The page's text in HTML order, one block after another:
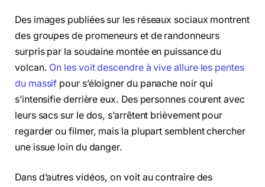
Des images publiées sur les réseaux sociaux montrent
des groupes de promeneurs et de randonneurs
surpris par la soudaine montée en puissance du
volcan. On les voit descendre à vive allure les pentes
du massif pour s’éloigner du panache noir qui
s’intensifie derrière eux. Des personnes courent avec
leurs sacs sur le dos, s’arrêtent brièvement pour
regarder ou filmer, mais la plupart semblent chercher
une issue loin du danger.
Dans d’autres vidéos, on voit au contraire des